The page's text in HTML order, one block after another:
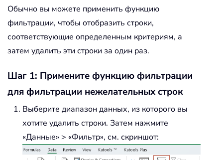
Обычно вы можете применить функцию
фильтрации, чтобы отобразить строки,
соответствующие определенным критериям, а
затем удалить эти строки за один раз.
Шаг 1: Примените функцию фильтрации
для фильтрации нежелательных строк
Выберите диапазон данных, из которого вы
хотите удалить строки. Затем нажмите
«Данные» > «Фильтр», см. скриншот: